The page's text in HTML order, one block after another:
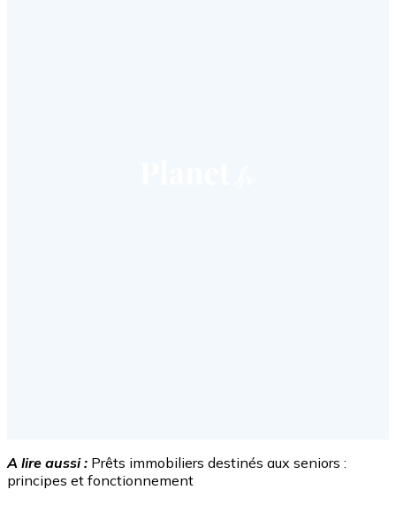
A lire aussi : Prêts immobiliers destinés aux seniors :
principes et fonctionnement